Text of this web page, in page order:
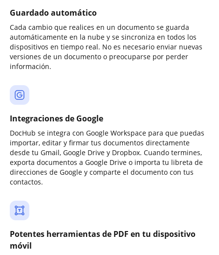
Guardado automático
Cada cambio que realices en un documento se guarda
automáticamente en la nube y se sincroniza en todos los
dispositivos en tiempo real. No es necesario enviar nuevas
versiones de un documento o preocuparse por perder
información.
Integraciones de Google
DocHub se integra con Google Workspace para que puedas
importar, editar y firmar tus documentos directamente
desde tu Gmail, Google Drive y Dropbox. Cuando termines,
exporta documentos a Google Drive o importa tu libreta de
direcciones de Google y comparte el documento con tus
contactos.
Potentes herramientas de PDF en tu dispositivo
móvil